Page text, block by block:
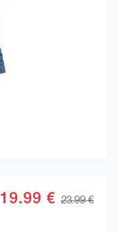
19.99 € 23.99 €